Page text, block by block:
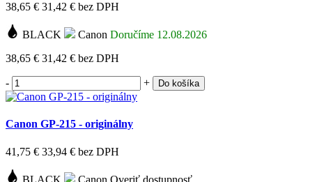
38,65 € 31,42 € bez DPH
BLACK Canon Doručíme 12.08.2026
38,65 € 31,42 € bez DPH
- + Do košíka
Canon GP-215 - originálny
41,75 € 33,94 € bez DPH
BLACK Canon Overiť dostupnosť